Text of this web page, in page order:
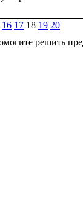
16 17 18 19 20
решить